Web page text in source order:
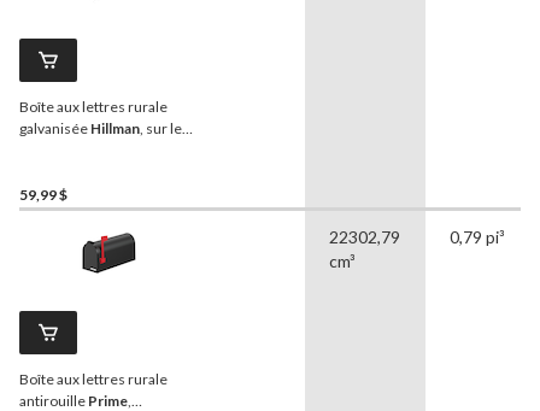
Boîte aux lettres rurale
galvanisée Hillman , sur le
59,99 $
Boîte aux lettres rurale
antirouille Prime
22302,79
cm³
0,79 pi³